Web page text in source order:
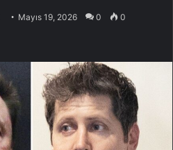
Mayıs 19, 2026 0 0